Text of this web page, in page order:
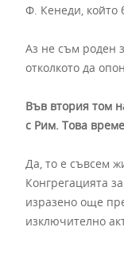
Ф. Кенеди, който
Аз не съм роден
отколкото да
Във втория том
с Рим. Това
Да, то е съвсем
Конгрегацията
изразено още
изключително